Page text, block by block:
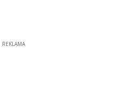
REKLAMA